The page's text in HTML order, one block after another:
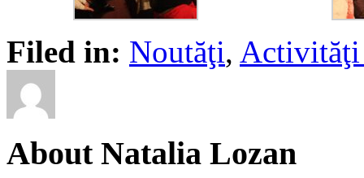
Filed in: Noutăţi, Activităţi
About Natalia Lozan